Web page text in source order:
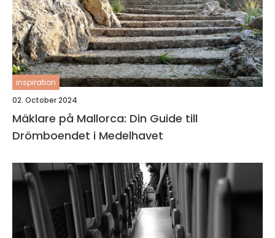
inspiration
02. October 2024
Mäklare på Mallorca: Din Guide till
Drömboendet i Medelhavet